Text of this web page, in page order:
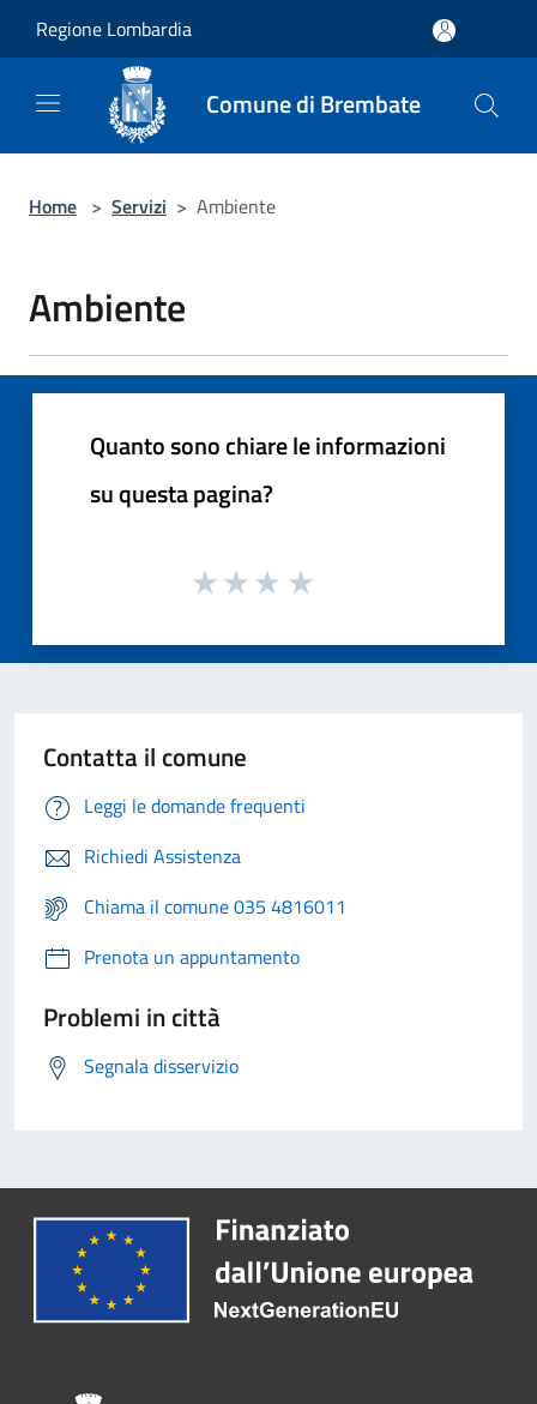
Regione Lombardia
Comune di Brembate
Home > Servizi > Ambiente
Ambiente
Quanto sono chiare le informazioni
su questa pagina?
Contatta il comune
Leggi le domande frequenti
Richiedi Assistenza
Chiama il comune 035 4816011
Prenota un appuntamento
Problemi in città
Segnala disservizio